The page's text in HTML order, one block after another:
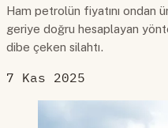
Ham petrolün fiyatını ondan
geriye doğru hesaplayan
dibe çeken silahtı.
7 Kas 2025